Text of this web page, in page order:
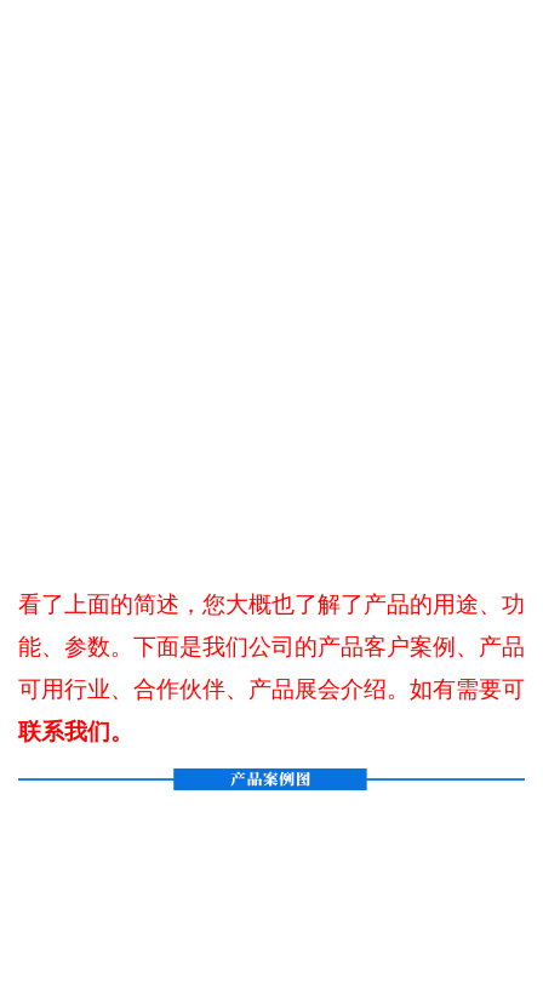
看了上面的简述，您大概也了解了产品的用途、功
能、参数。下面是我们公司的产品客户案例、产品
可用行业、合作伙伴、产品展会介绍。如有需要可
联系我们。